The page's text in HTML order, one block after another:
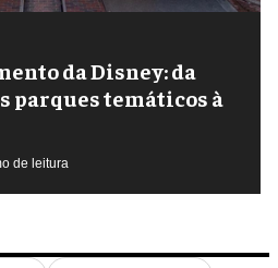
da Disney: da
parques temáticos à
de leitura